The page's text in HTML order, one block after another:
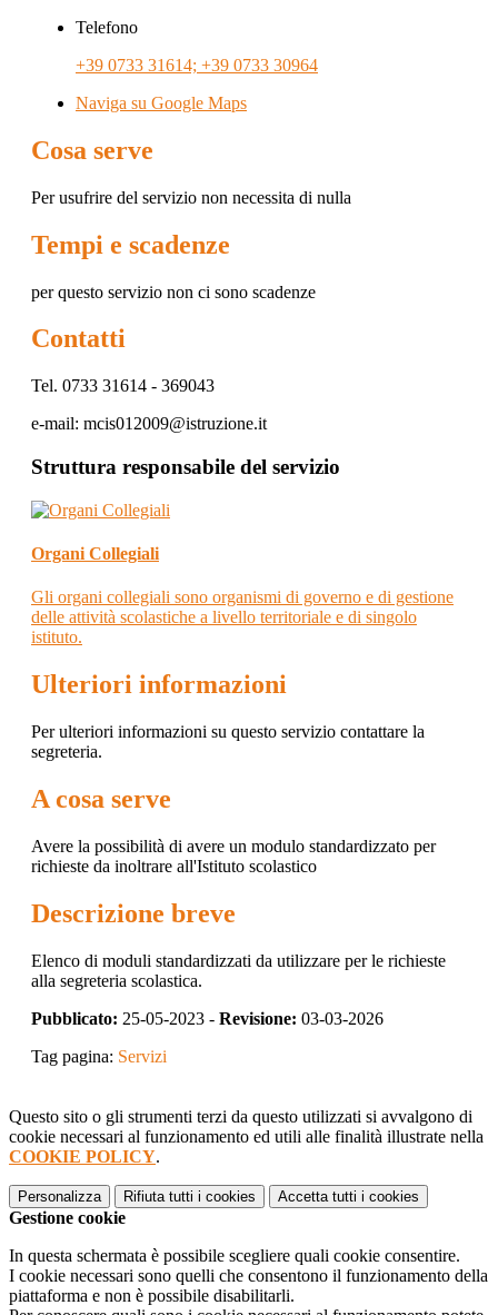
Telefono
+39 0733 31614; +39 0733 30964
Naviga su Google Maps
Cosa serve
Per usufrire del servizio non necessita di nulla
Tempi e scadenze
per questo servizio non ci sono scadenze
Contatti
Tel. 0733 31614 - 369043
e-mail: mcis012009@istruzione.it
Struttura responsabile del servizio
Organi Collegiali
Gli organi collegiali sono organismi di governo e di gestione
delle attività scolastiche a livello territoriale e di singolo
istituto.
Ulteriori informazioni
Per ulteriori informazioni su questo servizio contattare la
segreteria.
A cosa serve
Avere la possibilità di avere un modulo standardizzato per
richieste da inoltrare all'Istituto scolastico
Descrizione breve
Elenco di moduli standardizzati da utilizzare per le richieste
alla segreteria scolastica.
Pubblicato: 25-05-2023 - Revisione: 03-03-2026
Tag pagina: Servizi
Questo sito o gli strumenti terzi da questo utilizzati si avvalgono di
cookie necessari al funzionamento ed utili alle finalità illustrate nella
COOKIE POLICY.
Personalizza Rifiuta tutti i cookies Accetta tutti i cookies
Gestione cookie
In questa schermata è possibile scegliere quali cookie consentire.
I cookie necessari sono quelli che consentono il funzionamento della
piattaforma e non è possibile disabilitarli.